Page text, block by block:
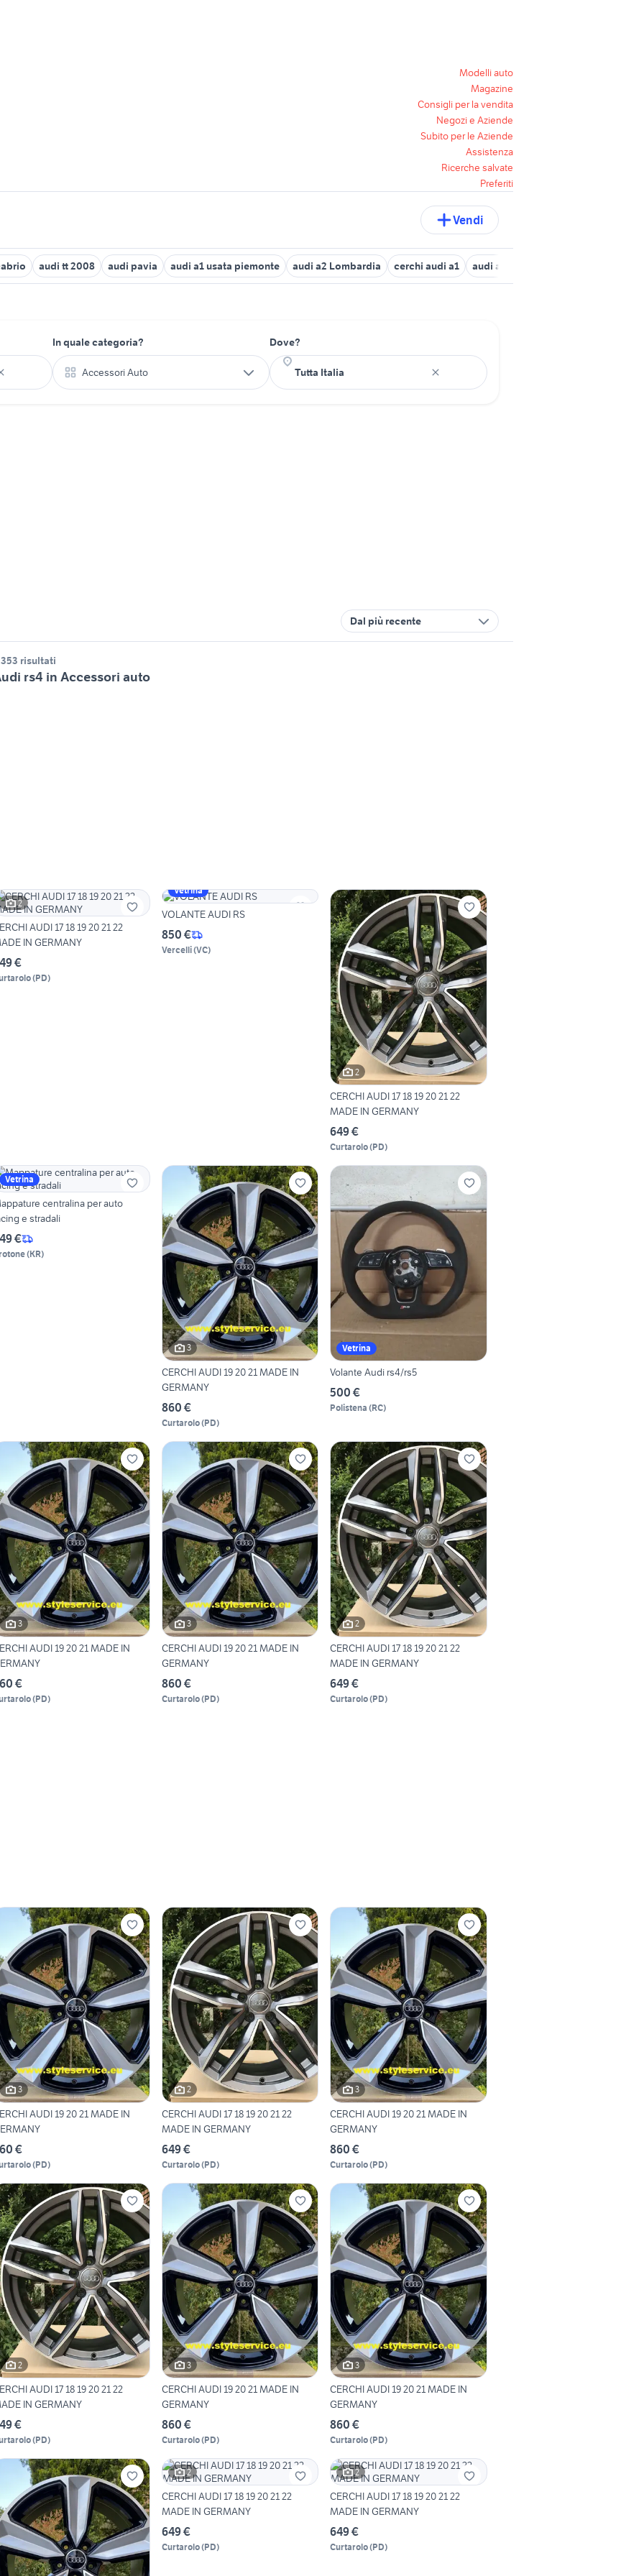
Modelli auto
Magazine
Consigli per la vendita
Negozi e Aziende
Subito per le Aziende
Assistenza
Ricerche salvate
Preferiti
Vendi
audi tt 2008 audi pavia audi a1 usata piemonte audi a2 Lombardia cerchi audi a1 audi a3 usata bergamo
In quale categoria?
Accessori Auto
Dove?
Dal più recente
risultati
rs4 in Accessori auto
2
AUDI 17 18 19 20 21 22
IN GERMANY
€
(PD)
Vetrina
VOLANTE AUDI RS
850 €
Vercelli(VC)
2
CERCHI AUDI 17 18 19 20 21 22
MADE IN GERMANY
649 €
Curtarolo(PD)
Vetrina
centralina per auto
e stradali
€
(KR)
3
CERCHI AUDI 19 20 21 MADE IN
GERMANY
860 €
Curtarolo(PD)
Vetrina
Volante Audi rs4/rs5
500 €
Polistena (RC)
3
AUDI 19 20 21 MADE IN
€
(PD)
3
CERCHI AUDI 19 20 21 MADE IN
GERMANY
860 €
Curtarolo(PD)
2
CERCHI AUDI 17 18 19 20 21 22
MADE IN GERMANY
649 €
Curtarolo(PD)
3
AUDI 19 20 21 MADE IN
€
(PD)
2
CERCHI AUDI 17 18 19 20 21 22
MADE IN GERMANY
649 €
Curtarolo(PD)
3
CERCHI AUDI 19 20 21 MADE IN
GERMANY
860 €
Curtarolo(PD)
2
AUDI 17 18 19 20 21 22
IN GERMANY
€
(PD)
3
CERCHI AUDI 19 20 21 MADE IN
GERMANY
860 €
Curtarolo(PD)
3
CERCHI AUDI 19 20 21 MADE IN
GERMANY
860 €
Curtarolo(PD)
2
CERCHI AUDI 17 18 19 20 21 22
MADE IN GERMANY
649 €
Curtarolo(PD)
2
CERCHI AUDI 17 18 19 20 21 22
MADE IN GERMANY
649 €
Curtarolo(PD)